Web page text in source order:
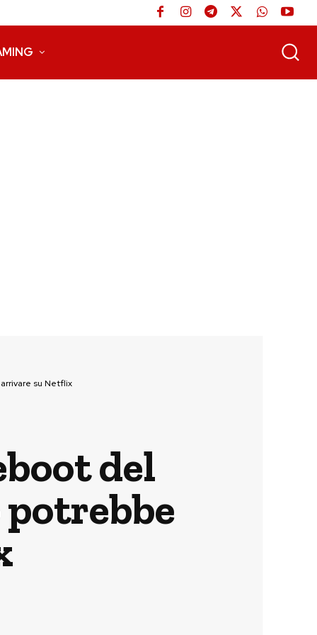
su Netflix
del